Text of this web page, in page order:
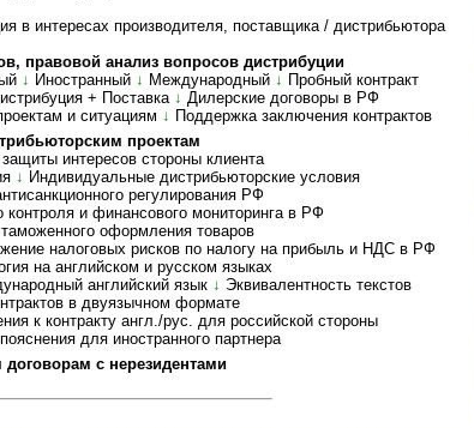
в интересах производителя, поставщика / дистрибьютора
пра­во­вой ана­лиз воп­ро­сов дист­ри­буции
↓ Иностранный ↓ Международный ↓ Пробный контракт
+ Поставка ↓ Дилерские договоры в РФ
и ситуациям ↓ Поддержка заключения контрактов
про­ектам
интересов сто­роны кли­ента
↓ Ин­ди­ви­ду­аль­ные дис­т­рибь­ю­тор­ские ус­ло­вия
регу­ли­ро­ва­ния РФ
и финан­со­вого мони­то­ри­нга в РФ
оформ­ле­ния това­ров
налоговых рисков по налогу на при­быль и НДС в РФ
на англий­ском и рус­ском язы­ках
английский язык ↓ Эк­ви­ва­лент­ность тек­с­тов
в дву­языч­ном фор­мате
к контракту англ./рус. для рос­сий­ской сто­роны
для ино­ст­ран­ного парт­нера
с нере­зи­ден­тами